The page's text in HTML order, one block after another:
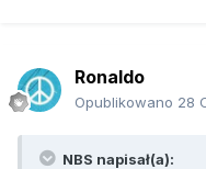
Ronaldo
Opublikowano 28
NBS napisał(a):